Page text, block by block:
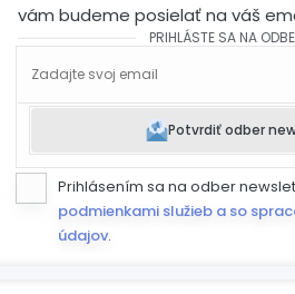
vám budeme posielať na váš
PRIHLÁSTE SA NA
Potvrdiť odber
Prihlásením sa na odber
podmienkami služieb a so
údajov.